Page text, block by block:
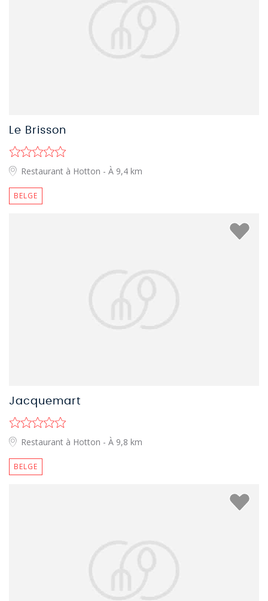
Le Brisson
Restaurant à Hotton - À 9,4 km
BELGE
Jacquemart
Restaurant à Hotton - À 9,8 km
BELGE